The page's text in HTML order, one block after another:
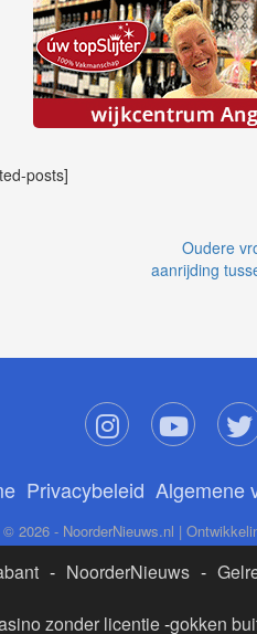
posts]
Oudere
aanrijding
Privacybeleid Algemene
© 2026 - NoorderNieuws.nl |
- NoorderNieuws -
zonder licentie-gokken